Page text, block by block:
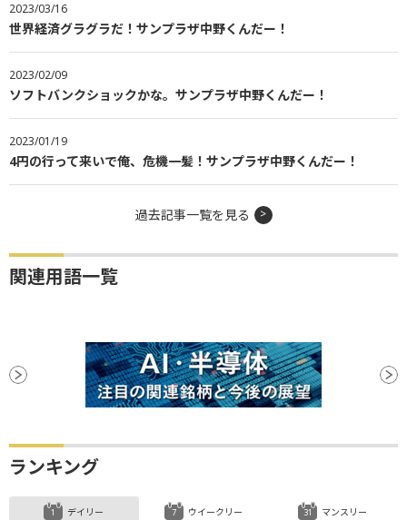
2023/03/16
世界経済グラグラだ！サンプラザ中野くんだー！
2023/02/09
ソフトバンクショックかな。サンプラザ中野くんだー！
2023/01/19
4円の行って来いで俺、危機一髪！サンプラザ中野くんだー！
過去記事一覧を見る
関連用語一覧
ランキング
デイリー ウイークリー マンスリー